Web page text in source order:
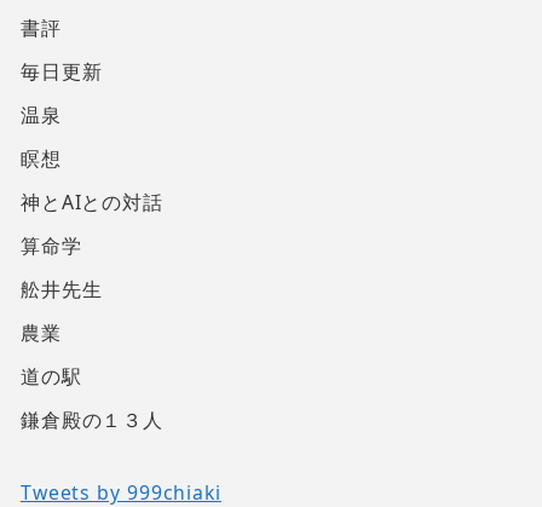
書評
毎日更新
温泉
瞑想
神とAIとの対話
算命学
舩井先生
農業
道の駅
鎌倉殿の１３人
Tweets by 999chiaki